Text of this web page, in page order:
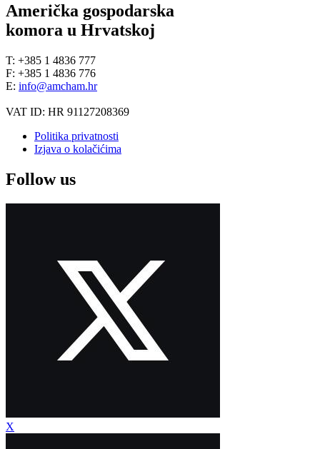
Američka gospodarska
komora u Hrvatskoj
T: +385 1 4836 777
F: +385 1 4836 776
E: info@amcham.hr
VAT ID: HR 91127208369
Politika privatnosti
Izjava o kolačićima
Follow us
X